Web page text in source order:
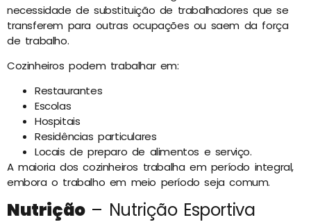
necessidade de substituição de trabalhadores que se
transferem para outras ocupações ou saem da força
de trabalho.
Cozinheiros podem trabalhar em:
Restaurantes
Escolas
Hospitais
Residências particulares
Locais de preparo de alimentos e serviço.
A maioria dos cozinheiros trabalha em período integral,
embora o trabalho em meio período seja comum.
Nutrição– Nutrição Esportiva